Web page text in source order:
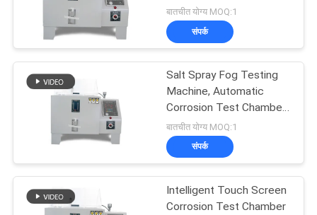
Fuzzy Control Neutral
बातचीत योग्य MOQ:1
संपर्क
Salt Spray Fog Testing
Machine, Automatic
Corrosion Test Chamber
for Metal Material
बातचीत योग्य MOQ:1
संपर्क
Intelligent Touch Screen
Corrosion Test Chamber